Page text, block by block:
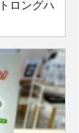
ロングハ